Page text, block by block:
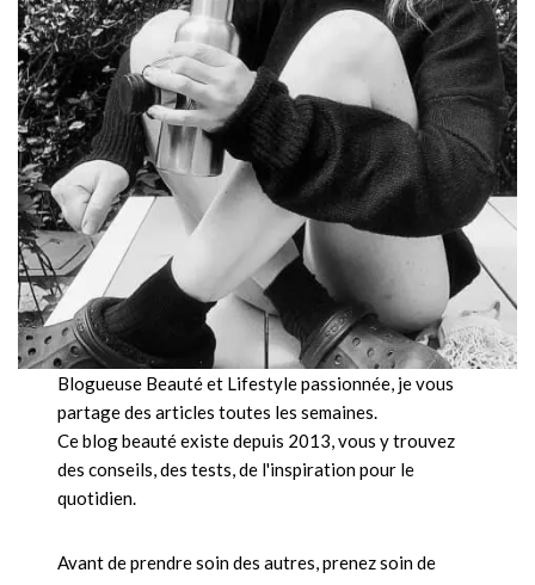
Blogueuse Beauté et Lifestyle passionnée, je vous
partage des articles toutes les semaines.
Ce blog beauté existe depuis 2013, vous y trouvez
des conseils, des tests, de l'inspiration pour le
quotidien.
Avant de prendre soin des autres, prenez soin de